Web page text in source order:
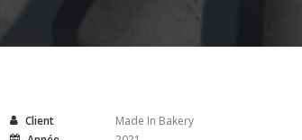
Client
Made In Bakery